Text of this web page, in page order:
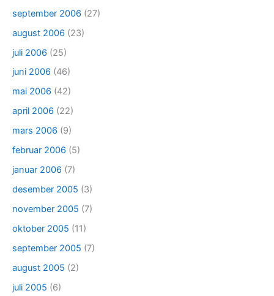
september 2006 (27)
august 2006 (23)
juli 2006 (25)
juni 2006 (46)
mai 2006 (42)
april 2006 (22)
mars 2006 (9)
februar 2006 (5)
januar 2006 (7)
desember 2005 (3)
november 2005 (7)
oktober 2005 (11)
september 2005 (7)
august 2005 (2)
juli 2005 (6)